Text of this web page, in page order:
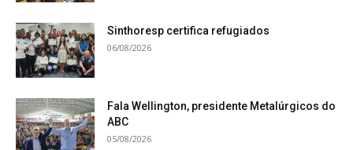
Sinthoresp certifica refugiados
06/08/2026
Fala Wellington, presidente Metalúrgicos do
ABC
05/08/2026